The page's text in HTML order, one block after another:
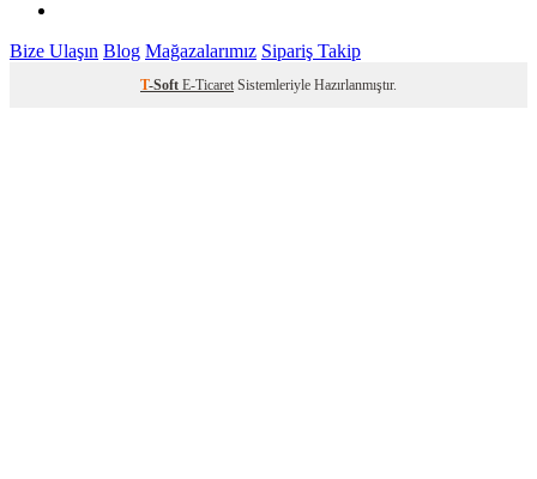
Bize Ulaşın Blog Mağazalarımız Sipariş Takip
T-Soft E-Ticaret Sistemleriyle Hazırlanmıştır.